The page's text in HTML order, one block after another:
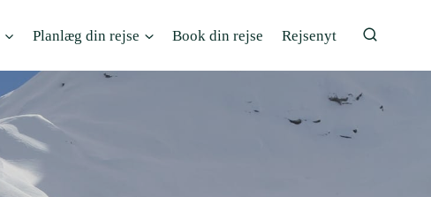
Planlæg din rejse Book din rejse Rejsenyt